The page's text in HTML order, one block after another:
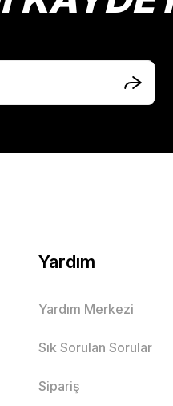
Yardım
Yardım Merkezi
Sık Sorulan Sorular
Sipariş